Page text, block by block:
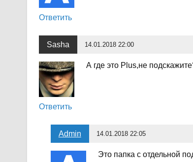
Ответить
Sasha 14.01.2018 22:00
А где это Plus,не
Ответить
Admin 14.01.2018 22:05
Это папка с отдельной